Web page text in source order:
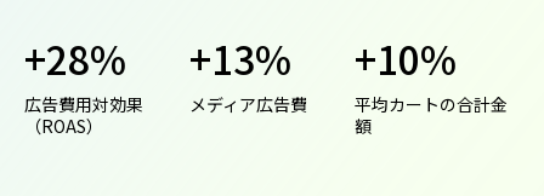
+28%
広告費用対効果
（ROAS）
+13%
メディア広告費
+10%
平均カートの合計金
額